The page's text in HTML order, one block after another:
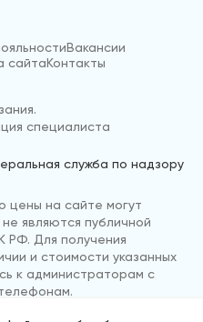
Вакансии
сайтаКонтакты
специалиста
служба по надзору
на сайте могут
являются публичной
РФ. Для получения
и стоимости указанных
к администраторам с